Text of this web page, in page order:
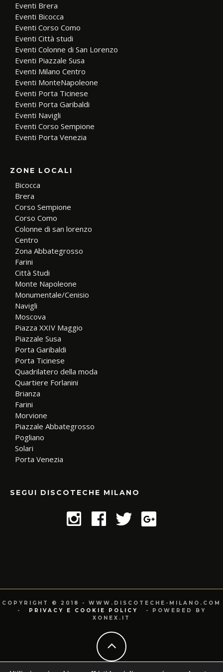
Eventi Brera
Eventi Bicocca
Eventi Corso Como
Eventi Città studi
Eventi Colonne di San Lorenzo
Eventi Piazzale Susa
Eventi Milano Centro
Eventi MonteNapoleone
Eventi Porta Ticinese
Eventi Porta Garibaldi
Eventi Navigli
Eventi Corso Sempione
Eventi Porta Venezia
ZONE LOCALI
Bicocca
Brera
Corso Sempione
Corso Como
Colonne di san lorenzo
Centro
Zona Abbategrosso
Farini
Città Studi
Monte Napoleone
Monumentale/Cenisio
Navigli
Moscova
Piazza XXIV Maggio
Piazzale Susa
Porta Garibaldi
Porta Ticinese
Quadrilatero della moda
Quartiere Forlanini
Brianza
Farini
Morvione
Piazzale Abbategrosso
Pogliano
Solari
Porta Venezia
SEGUI DISCOTECHE MILANO
COPYRIGHT © 2018 - WWW.DISCOTECHE-MILANO.COM
-
PRIVACY E COOKIE POLICY
- POWERED BY
XONEX.IT